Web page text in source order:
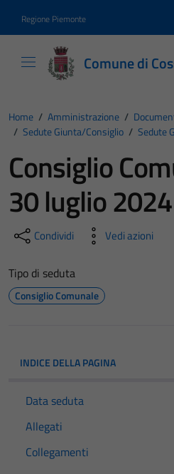
Regione Piemonte
Comune di
Home / Amministrazione /
/ Sedute Giunta/consiglio / Sedute
Consiglio
30 luglio 2024
Condividi Vedi azioni
Tipo di seduta
Consiglio Comunale
INDICE DELLA PAGINA
Data seduta
Allegati
Collegamenti